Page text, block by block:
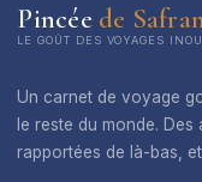
Pincée de
LE GOÛT DES VOYAGES
Un carnet de voyage
le reste du monde.
rapportées de là-bas,